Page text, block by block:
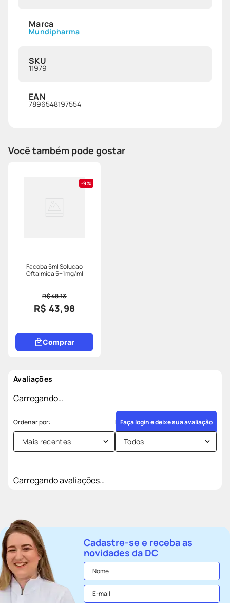
Marca
Mundipharma
SKU
11979
EAN
7896548197554
Você também pode gostar
9%
Facoba 5ml Solucao
Oftalmica 5+1mg/ml
R$ 48,13
R$ 43,98
Comprar
Avaliações
Carregando…
Faça login e deixe sua avaliação
Mais recentes Todos
Carregando avaliações…
Cadastre-se e receba as
novidades da DC